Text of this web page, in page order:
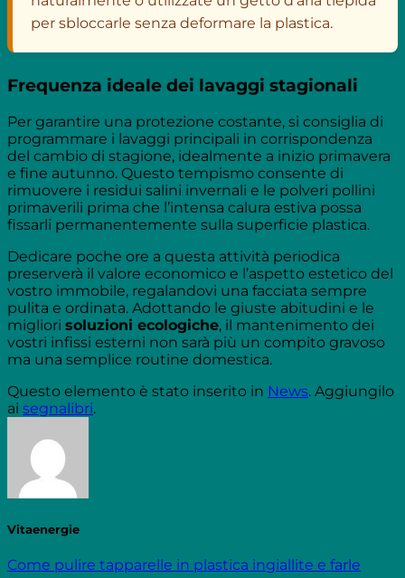
per sbloccarle senza deformare la plastica.
Frequenza ideale dei lavaggi stagionali
Per garantire una protezione costante, si consiglia di
programmare i lavaggi principali in corrispondenza
del cambio di stagione, idealmente a inizio primavera
e fine autunno. Questo tempismo consente di
rimuovere i residui salini invernali e le polveri pollini
primaverili prima che l’intensa calura estiva possa
fissarli permanentemente sulla superficie plastica.
Dedicare poche ore a questa attività periodica
preserverà il valore economico e l’aspetto estetico del
vostro immobile, regalandovi una facciata sempre
pulita e ordinata. Adottando le giuste abitudini e le
migliori soluzioni ecologiche, il mantenimento dei
vostri infissi esterni non sarà più un compito gravoso
ma una semplice routine domestica.
Questo elemento è stato inserito in News. Aggiungilo
ai segnalibri.
Vitaenergie
Come pulire tapparelle in plastica ingiallite e farle